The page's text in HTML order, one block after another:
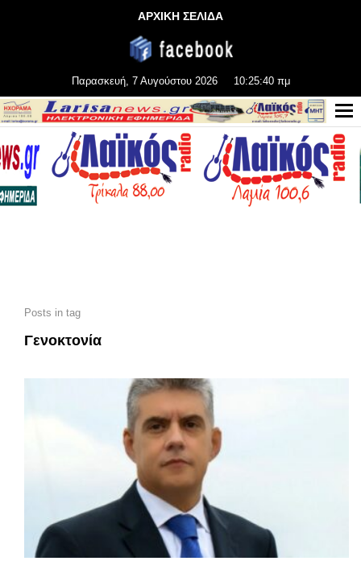
ΑΡΧΙΚΗ ΣΕΛΙΔΑ
Παρασκευή, 7 Αυγούστου 2026 10:25:42 πμ
Posts in tag
Γενοκτονία